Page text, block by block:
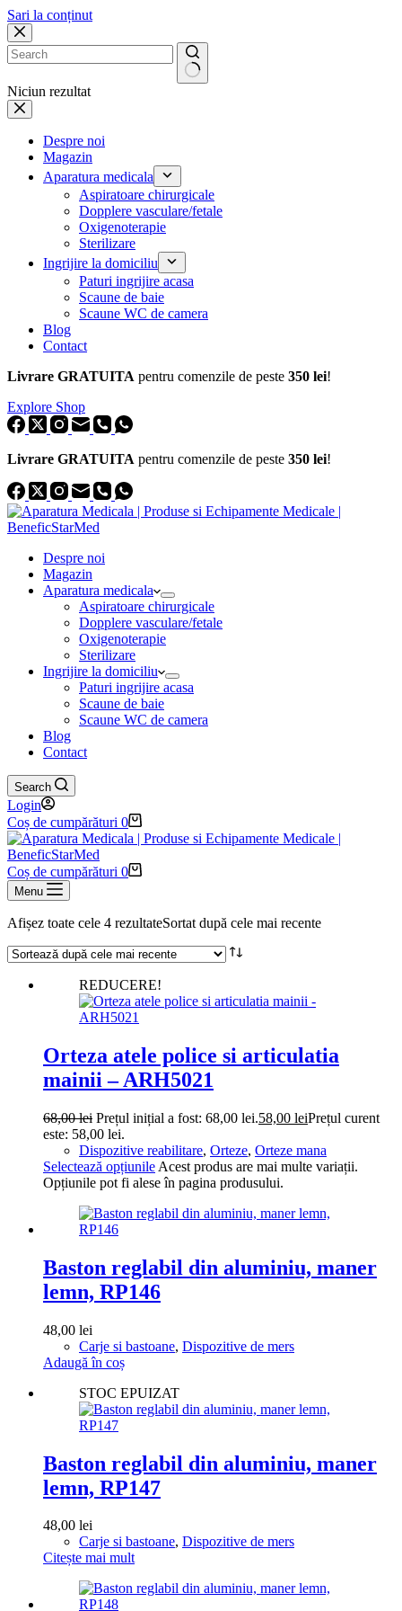
Sari la conținut
Niciun rezultat
Despre noi
Magazin
Aparatura medicala
Aspiratoare chirurgicale
Dopplere vasculare/fetale
Oxigenoterapie
Sterilizare
Ingrijire la domiciliu
Paturi ingrijire acasa
Scaune de baie
Scaune WC de camera
Blog
Contact
Livrare GRATUITA pentru comenzile de peste 350 lei!
Explore Shop
Livrare GRATUITA pentru comenzile de peste 350 lei!
Despre noi
Magazin
Aparatura medicala
Aspiratoare chirurgicale
Dopplere vasculare/fetale
Oxigenoterapie
Sterilizare
Ingrijire la domiciliu
Paturi ingrijire acasa
Scaune de baie
Scaune WC de camera
Blog
Contact
Search
Login
Coș de cumpărături 0
Coș de cumpărături 0
Menu
Afișez toate cele 4 rezultateSortat după cele mai recente
REDUCERE!
Orteza atele police si articulatia
mainii – ARH5021
68,00lei Prețul inițial a fost: 68,00 lei.58,00 leiPrețul curent
este: 58,00 lei.
Dispozitive reabilitare, Orteze, Orteze mana
Selectează opțiunile Acest produs are mai multe variații.
Opțiunile pot fi alese în pagina produsului.
Baston reglabil din aluminiu, maner
lemn, RP146
48,00 lei
Carje si bastoane, Dispozitive de mers
Adaugă în coș
STOC EPUIZAT
Baston reglabil din aluminiu, maner
lemn, RP147
48,00 lei
Carje si bastoane, Dispozitive de mers
Citește mai mult